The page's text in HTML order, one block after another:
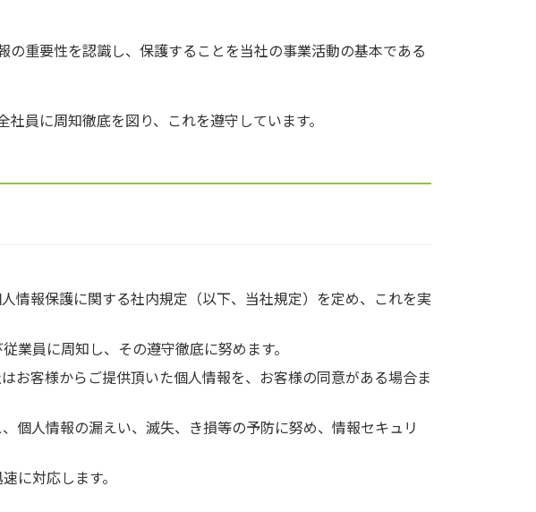
重要性を認識し、保護することを当社の事業活動の基本である
員に周知徹底を図り、これを遵守しています。
情報保護に関する社内規定（以下、当社規定）を定め、これを実
業員に周知し、その遵守徹底に努めます。
お客様からご提供頂いた個人情報を、お客様の同意がある場合ま
個人情報の漏えい、滅失、き損等の予防に努め、情報セキュリ
に対応します。